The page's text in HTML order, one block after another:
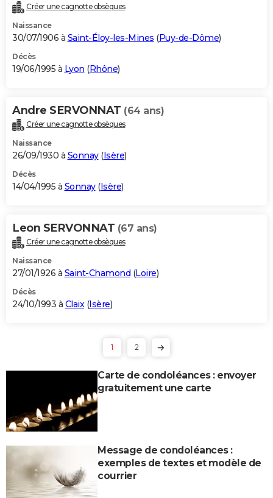
Créer une cagnotte obsèques
Naissance
30/07/1906 à Saint-Éloy-les-Mines (Puy-de-Dôme)
Décès
19/06/1995 à Lyon (Rhône)
Andre SERVONNAT (64 ans)
Créer une cagnotte obsèques
Naissance
26/09/1930 à Sonnay(Isère)
Décès
14/04/1995 à Sonnay(Isère)
Leon SERVONNAT (67 ans)
Créer une cagnotte obsèques
Naissance
27/01/1926 à Saint-Chamond (Loire)
Décès
24/10/1993 à Claix (Isère)
1 2
Carte de condoléances : envoyer
gratuitement une carte
Message de condoléances :
exemples de textes et modèle de
courrier